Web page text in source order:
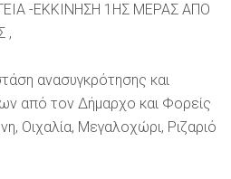
-ΕΚΚΙΝΗΣΗ 1ΗΣ ΜΕΡΑΣ ΑΠΟ
,
ανασυγκρότησης και
από τον Δήμαρχο και Φορείς
Οιχαλία, Μεγαλοχώρι, Ριζαριό